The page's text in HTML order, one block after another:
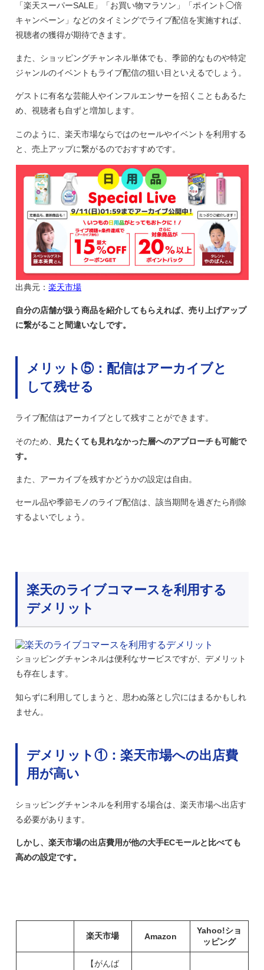
「楽天スーパーSALE」「お買い物マラソン」「ポイント◯倍
キャンペーン」などのタイミングでライブ配信を実施すれば、
視聴者の獲得が期待できます。
また、ショッピングチャンネル単体でも、季節的なものや特定
ジャンルのイベントもライブ配信の狙い目といえるでしょう。
ゲストに有名な芸能人やインフルエンサーを招くこともあるた
め、視聴者も自ずと増加します。
このよう に、楽天市場ならではのセールやイベントを利用する
と、売上アップに繋がるのでおすすめです。
出典元：楽天市場
自分の店舗が扱う商品を紹介してもらえれば、売り上げアップ
に繋がること間違いなしです。
メリット⑤：配信はアーカイブと
して残せる
ライブ配信はアーカイブとして残すことができます。
そのため、
見たくても見れなかった層へのアプローチも可能で
す。
また、アーカイブを残すかどうかの設定は自由。
セール品や季節モノのライブ配信は、該当期間を過ぎたら削除
するよいでしょう。
楽天のライブコマースを利用する
デメリット
ショッピングチャンネルは便利なサービスですが、デメリット
も存在します。
知らずに利用してしまうと、思わぬ落とし穴にはまるかもしれ
ません。
デメリット①：楽天市場への出店費
用が高い
ショッピングチャンネルを利用する場合は、楽天市場へ出店す
る必要があります。
しかし、楽天市場の出店費用が他の大手ECモールと比べても
高めの設定です。
楽天市場 Amazon
Yahoo!ショ
ッピング
【がんば